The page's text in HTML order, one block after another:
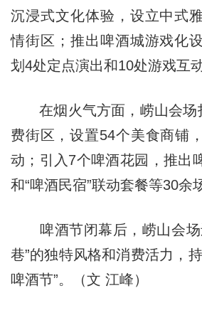
沉浸式文化体验，设立中式
情街区；推出啤酒城游戏化
划4处定点演出和10处游戏互动
在烟火气方面，崂山会场
费街区，设置54个美食商铺
动；引入7个啤酒花园，推出
和“啤酒民宿”联动套餐等30余
啤酒节闭幕后，崂山会场
巷”的独特风格和消费活力，
啤酒节”。（文 江峰）